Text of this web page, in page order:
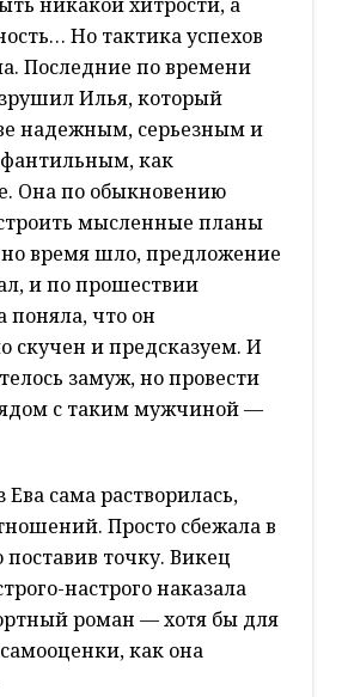
Но тактика успехов
Последние по времени
Илья, который
надежным, серьезным и
как
Она по обыкновению
мысленные планы
время шло, предложение
и по прошествии
поняла, что он
скучен и предсказуем. И
замуж, но провести
с таким мужчиной —
Ева сама растворилась,
Просто сбежала в
поставив точку. Викец
настрого наказала
роман — хотя бы для
как она